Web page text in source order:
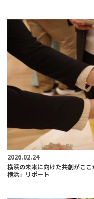
2026.02.24
横浜の未来に向けた共創がこ
横浜」リポート